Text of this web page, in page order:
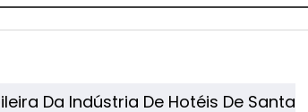
Da Indústria De Hotéis De Santa